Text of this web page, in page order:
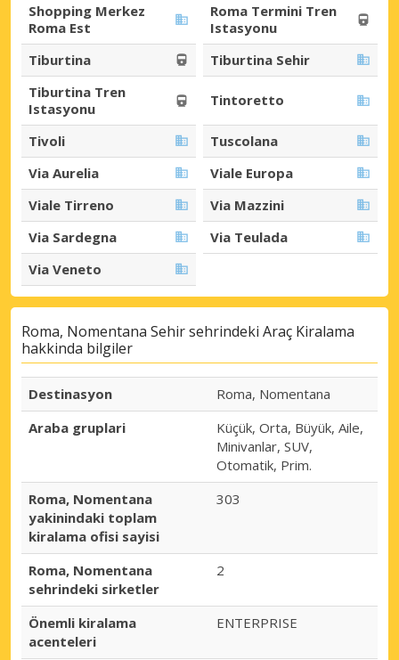
Shopping Merkez
Roma Est
Roma Termini Tren
Istasyonu
Tiburtina
Tiburtina Sehir
Tiburtina Tren
Istasyonu
Tintoretto
Tivoli
Tuscolana
Via Aurelia
Viale Europa
Viale Tirreno
Via Mazzini
Via Sardegna
Via Teulada
Via Veneto
Roma, Nomentana Sehir sehrindeki Araç Kiralama
hakkinda bilgiler
Destinasyon
Roma, Nomentana
Araba gruplari
Küçük, Orta, Büyük, Aile,
Minivanlar, SUV,
Otomatik, Prim.
Roma, Nomentana
yakinindaki toplam
kiralama ofisi sayisi
303
Roma, Nomentana
sehrindeki sirketler
2
Önemli kiralama
acenteleri
ENTERPRISE